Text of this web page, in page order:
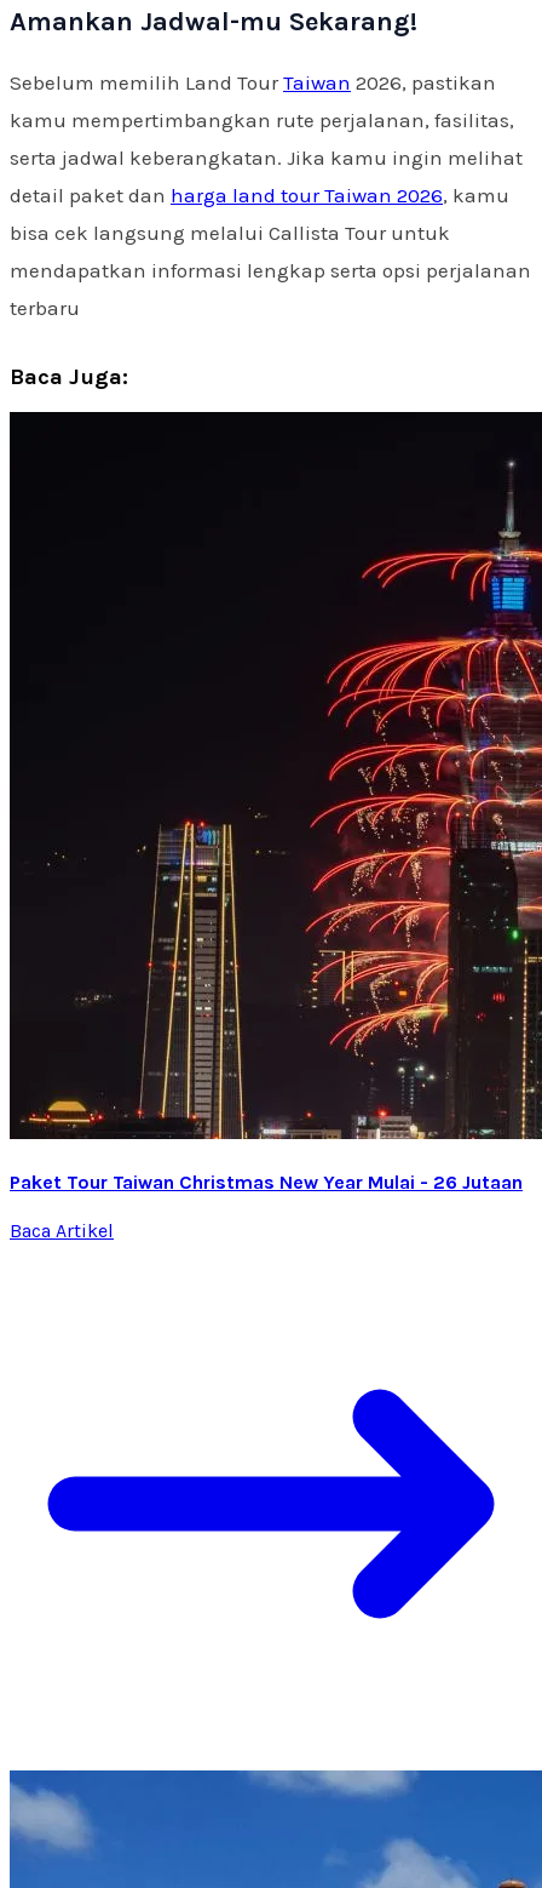
Amankan Jadwal-mu Sekarang!
Sebelum memilih Land TourTaiwan 2026, pastikan
kamu mempertimbangkan rute perjalanan, fasilitas,
serta jadwal keberangkatan. Jika kamu ingin melihat
detail paket dan harga land tour Taiwan 2026, kamu
bisa cek langsung melalui Callista Tour untuk
mendapatkan informasi lengkap serta opsi perjalanan
terbaru
Baca Juga:
Paket Tour Taiwan Christmas New Year Mulai - 26 Jutaan
Baca Artikel